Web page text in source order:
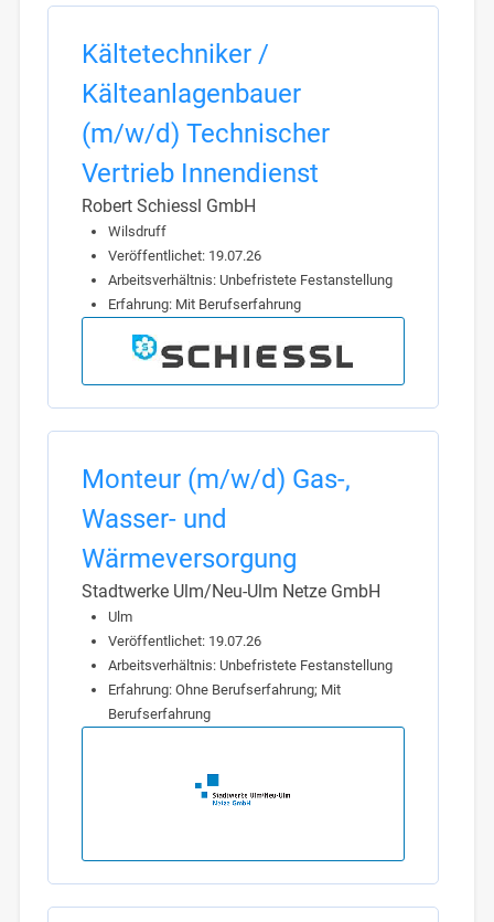
Kältetechniker /
Kälteanlagenbauer
(m/w/d) Technischer
Vertrieb Innendienst
Robert Schiessl GmbH
Wilsdruff
Veröffentlichet: 19.07.26
Arbeitsverhältnis: Unbefristete Festanstellung
Erfahrung: Mit Berufserfahrung
Monteur (m/w/d) Gas-,
Wasser- und
Wärmeversorgung
Stadtwerke Ulm/Neu-Ulm Netze GmbH
Ulm
Veröffentlichet: 19.07.26
Arbeitsverhältnis: Unbefristete Festanstellung
Erfahrung: Ohne Berufserfahrung; Mit
Berufserfahrung